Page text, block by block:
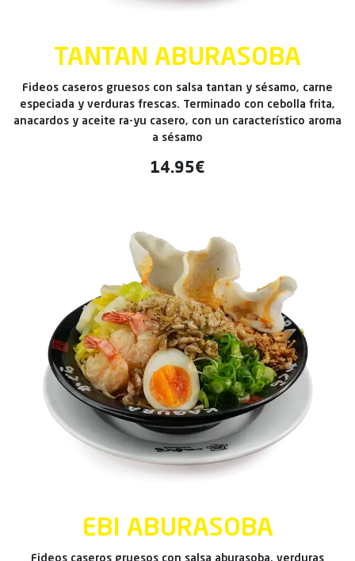
TANTAN ABURASOBA
Fideos caseros gruesos con salsa tantan y sésamo, carne
especiada y verduras frescas. Terminado con cebolla frita,
anacardos y aceite ra-yu casero, con un característico aroma
a sésamo
14.95€
EBI ABURASOBA
Fideos caseros gruesos con salsa aburasoba, verduras